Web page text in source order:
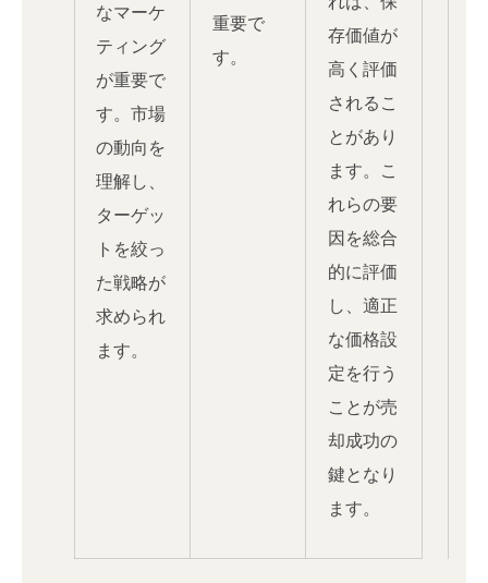
なマーケ
ティング
が重要で
す。市場
の動向を
理解し、
ターゲッ
トを絞っ
た戦略が
求められ
ます。
重要で
す。
存価値が
高く評価
されるこ
とがあり
ます。こ
れらの要
因を総合
的に評価
し、適正
な価格設
定を行う
ことが売
却成功の
鍵となり
ます。